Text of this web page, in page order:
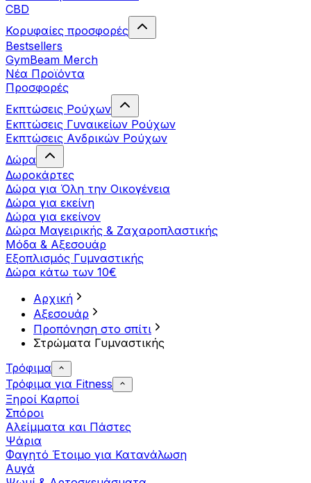
CBD
Κορυφαίες προσφορές
Bestsellers
GymBeam Merch
Νέα Προϊόντα
Προσφορές
Εκπτώσεις Ρούχων
Εκπτώσεις Γυναικείων Ρούχων
Εκπτώσεις Aνδρικών Ρούχων
Δώρα
Δωροκάρτες
Δώρα για Όλη την Οικογένεια
Δώρα για εκείνη
Δώρα για εκείνον
Δώρα Μαγειρικής & Ζαχαροπλαστικής
Μόδα & Αξεσουάρ
Εξοπλισμός Γυμναστικής
Δώρα κάτω των 10€
Αρχική
Αξεσουάρ
Προπόνηση στο σπίτι
Στρώματα Γυμναστικής
Τρόφιμα
Τρόφιμα για Fitness
Ξηροί Καρποί
Σπόροι
Αλείμματα και Πάστες
Ψάρια
Φαγητό Έτοιμο για Κατανάλωση
Αυγά